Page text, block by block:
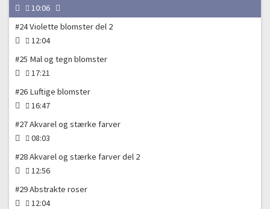
10:06
#24 Violette blomster del 2
12:04
#25 Mal og tegn blomster
17:21
#26 Luftige blomster
16:47
#27 Akvarel og stærke farver
08:03
#28 Akvarel og stærke farver del 2
12:56
#29 Abstrakte roser
12:04